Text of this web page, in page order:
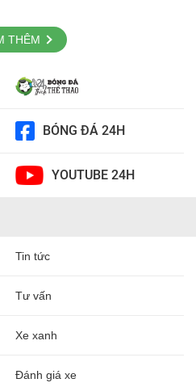
THÊM
BÓNG ĐÁ 24H
YOUTUBE 24H
Tin tức
Tư vấn
Xe xanh
Đánh giá xe